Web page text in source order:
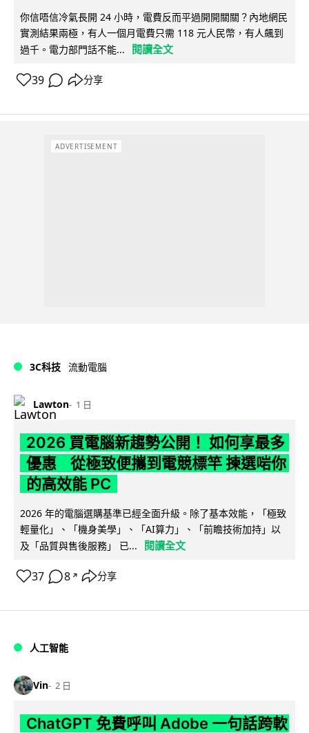
你信唔信冷氣長開 24 小時，電費反而平過開開關關？內地網民
實測結果兩極，有人一個月電費只需 118 元人民幣，有人飆到
過千。電力部門話不能...
閱讀全文
39 分享
ADVERTISEMENT
3C科技 流動電腦
Lawton 1 日
2026 買電腦新趨勢公開！ 如何享最多
優惠 從極致便攜到電競標竿 揀選啱你
的高效能 PC
2026 年的電腦選購基準已經全面升級。除了基本效能，「極致
輕量化」、「機身美學」、「AI算力」、「前瞻技術加持」以
及「品質與售後服務」 已...
閱讀全文
37 8 ↗ 分享
人工智能
Vin 2 日
ChatGPT 免費呼叫 Adobe 一句話跨軟